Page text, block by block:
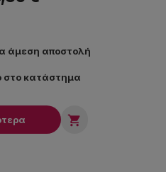
άμεση αποστολή
στο κατάστημα
